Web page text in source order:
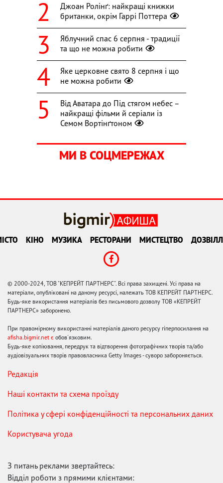
Джоан Ролінґ: найкращі книжки
британки, окрім Гаррі Поттера
Яблучний спас 6 серпня - традиції
та що не можна робити
Яке церковне свято 8 серпня і що
не можна робити
Від Аватара до Під стягом небес –
найкращі фільми й серіали із
Семом Вортінґтоном
МИ В СОЦМЕРЕЖАХ
КІНО МУЗИКА РЕСТОРАНИ МИСТЕЦТВО
© 2000-2024, ТОВ "КЕПРЕЙТ ПАРТНЕРС". Всі права захищені. Усі права на
матеріали, опубліковані на даному ресурсі, належать ТОВ КЕПРЕЙТ ПАРТНЕРС.
Будь-яке використання матеріалів без письмового дозволу ТОВ «КЕПРЕЙТ
ПАРТНЕРС» заборонено.
При правомірному використанні матеріалів даного ресурсу гіперпосилання на
afisha.bigmir.net є обов'язковим.
Будь-яке копіювання, передрук та відтворення фотографічних творів та/або
аудіовізуальних творів правовласника Getty Images - суворо забороняється.
Редакція
Наші контакти та схема проїзду
Політика у сфері конфіденційності та персональних даних
Користувача угода
З питань реклами звертайтесь:
Відділ роботи з прямими клієнтами: